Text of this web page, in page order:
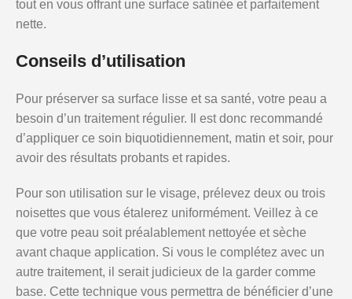
tout en vous offrant une surface satinée et parfaitement
nette.
Conseils d’utilisation
Pour préserver sa surface lisse et sa santé, votre peau a
besoin d’un traitement régulier. Il est donc recommandé
d’appliquer ce soin biquotidiennement, matin et soir, pour
avoir des résultats probants et rapides.
Pour son utilisation sur le visage, prélevez deux ou trois
noisettes que vous étalerez uniformément. Veillez à ce
que votre peau soit préalablement nettoyée et sèche
avant chaque application. Si vous le complétez avec un
autre traitement, il serait judicieux de la garder comme
base. Cette technique vous permettra de bénéficier d’une